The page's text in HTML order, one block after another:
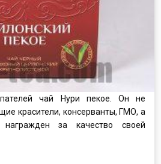
чай Нури пекое. Он не
красители, консерванты, ГМО, а
за качество своей